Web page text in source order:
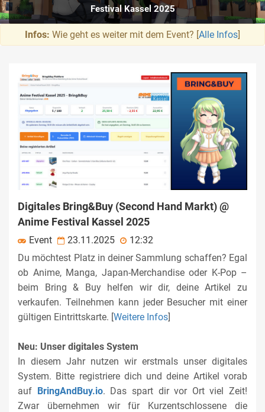
Festival Kassel 2025
Infos: Wie geht es weiter mit dem Event? [Alle Infos]
Digitales Bring&Buy (Second Hand Markt) @
Anime Festival Kassel 2025
Event 23.11.2025
12:32
Du möchtest Platz in deiner Sammlung schaffen? Egal
ob Anime, Manga, Japan-Merchandise oder K-Pop –
beim Bring & Buy helfen wir dir, deine Artikel zu
verkaufen. Teilnehmen kann jeder Besucher mit einer
gültigen Eintrittskarte. [Weitere Infos]
Neu: Unser digitales System
In diesem Jahr nutzen wir erstmals unser digitales
System. Bitte registriere dich und deine Artikel vorab
auf BringAndBuy.io. Das spart dir vor Ort viel Zeit!
Zwar übernehmen wir für Kurzentschlossene die